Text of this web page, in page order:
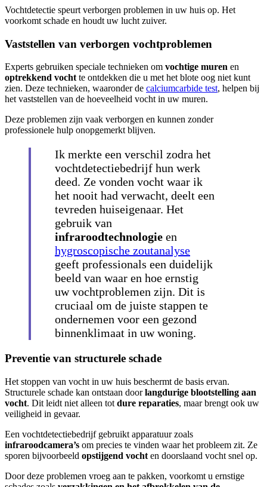
Vochtdetectie speurt verborgen problemen in uw huis op. Het
voorkomt schade en houdt uw lucht zuiver.
Vaststellen van verborgen vochtproblemen
Experts gebruiken speciale technieken om vochtige muren en
optrekkend vocht te ontdekken die u met het blote oog niet kunt
zien. Deze technieken, waaronder de calciumcarbide test, helpen bij
het vaststellen van de hoeveelheid vocht in uw muren.
Deze problemen zijn vaak verborgen en kunnen zonder
professionele hulp onopgemerkt blijven.
Ik merkte een verschil zodra het
vochtdetectiebedrijf hun werk
deed. Ze vonden vocht waar ik
het nooit had verwacht, deelt een
tevreden huiseigenaar. Het
gebruik van
infraroodtechnologie en
hygroscopische zoutanalyse
geeft professionals een duidelijk
beeld van waar en hoe ernstig
uw vochtproblemen zijn. Dit is
cruciaal om de juiste stappen te
ondernemen voor een gezond
binnenklimaat in uw woning.
Preventie van structurele schade
Het stoppen van vocht in uw huis beschermt de basis ervan.
Structurele schade kan ontstaan doorlangdurige blootstelling aan
vocht. Dit leidt niet alleen tot dure reparaties, maar brengt ook uw
veiligheid in gevaar.
Een vochtdetectiebedrijf gebruikt apparatuur zoals
infraroodcamera’s om precies te vinden waar het probleem zit. Ze
sporen bijvoorbeeld opstijgend vocht en doorslaand vocht snel op.
Door deze problemen vroeg aan te pakken, voorkomt u ernstige